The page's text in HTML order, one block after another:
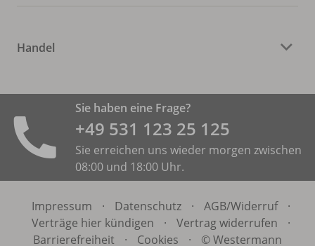
Handel
Sie haben eine Frage?
+49 531 ­123 25 125
Sie erreichen uns wieder morgen zwischen
08:00 und 18:00 Uhr.
Impressum · Datenschutz · AGB/Widerruf
·
Verträge hier kündigen
· Vertrag widerrufen
·
Barrierefreiheit
· Cookies · © Westermann